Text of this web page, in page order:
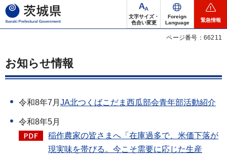
茨城県
文字サイズ・
色合い変更
Foreign
Language
緊急情報
ページ番号：66211
お知らせ情報
令和8年7月 JA北つくばこだま西瓜部会青年部活動紹介
令和8年5月
稲作農家の皆さまへ「在庫過多で、米価下落が
現実味を帯びる。今こそ需要に応じた生産